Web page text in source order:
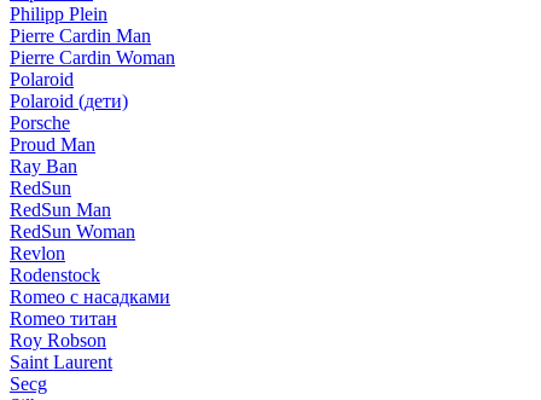
Philipp Plein
Pierre Cardin Man
Pierre Cardin Woman
Polaroid
Polaroid (дети)
Porsche
Proud Man
Ray Ban
RedSun
RedSun Man
RedSun Woman
Revlon
Rodenstock
Romeo с насадками
Romeo титан
Roy Robson
Saint Laurent
Secg